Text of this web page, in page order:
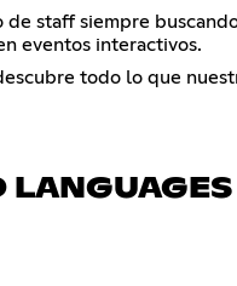
staff siempre
eventos interactivos.
todo lo que
LANGUAGES